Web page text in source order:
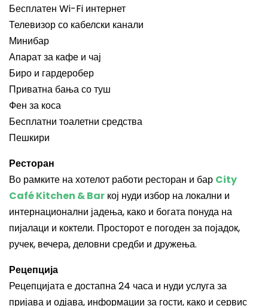
Бесплатен Wi-Fi интернет
Телевизор со кабелски канали
Минибар
Апарат за кафе и чај
Биро и гардеробер
Приватна бања со туш
Фен за коса
Бесплатни тоалетни средства
Пешкири
Ресторан
Во рамките на хотелот работи ресторан и бар City
Café Kitchen & Bar кој нуди избор на локални и
интернационални јадења, како и богата понуда на
пијалаци и коктели. Просторот е погоден за појадок,
ручек, вечера, деловни средби и дружења.
Рецепција
Рецепцијата е достапна 24 часа и нуди услуга за
пријава и одјава, информации за гости, како и сервис